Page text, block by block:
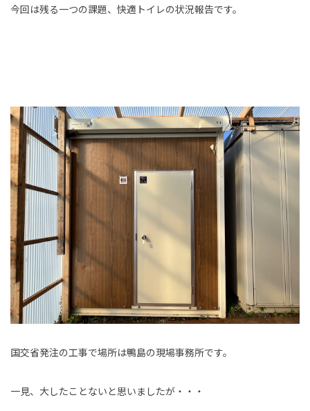
今回は残る一つの課題、快適トイレの状況報告です。
国交省発注の工事で場所は鴨島の現場事務所です。
一見、大したことないと思いましたが・・・